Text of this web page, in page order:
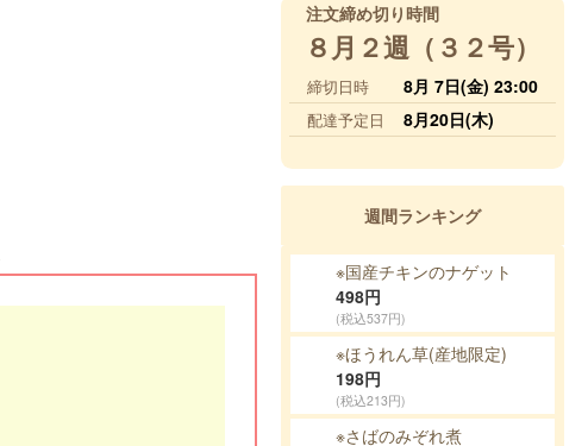
注文締め切り時間
８月２週（３２号）
締切日時 8月 7日(金) 23:00
配達予定日 8月20日(木)
週間ランキング
※国産チキンのナゲット
498円
(税込537円)
※ほうれん草(産地限定)
198円
(税込213円)
※さばのみぞれ煮